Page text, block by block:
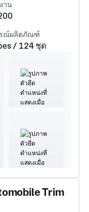
าน
ณ์ผลิตภัณฑ์
/ 124 ชุด
Trim